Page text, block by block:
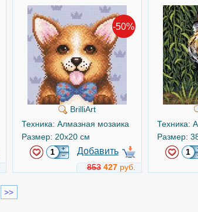
-50%
BrilliArt
Техника: Алмазная мозаика
Размер: 20x20 см
Добавить
853 427 руб.
Техника:
Размер:
>>